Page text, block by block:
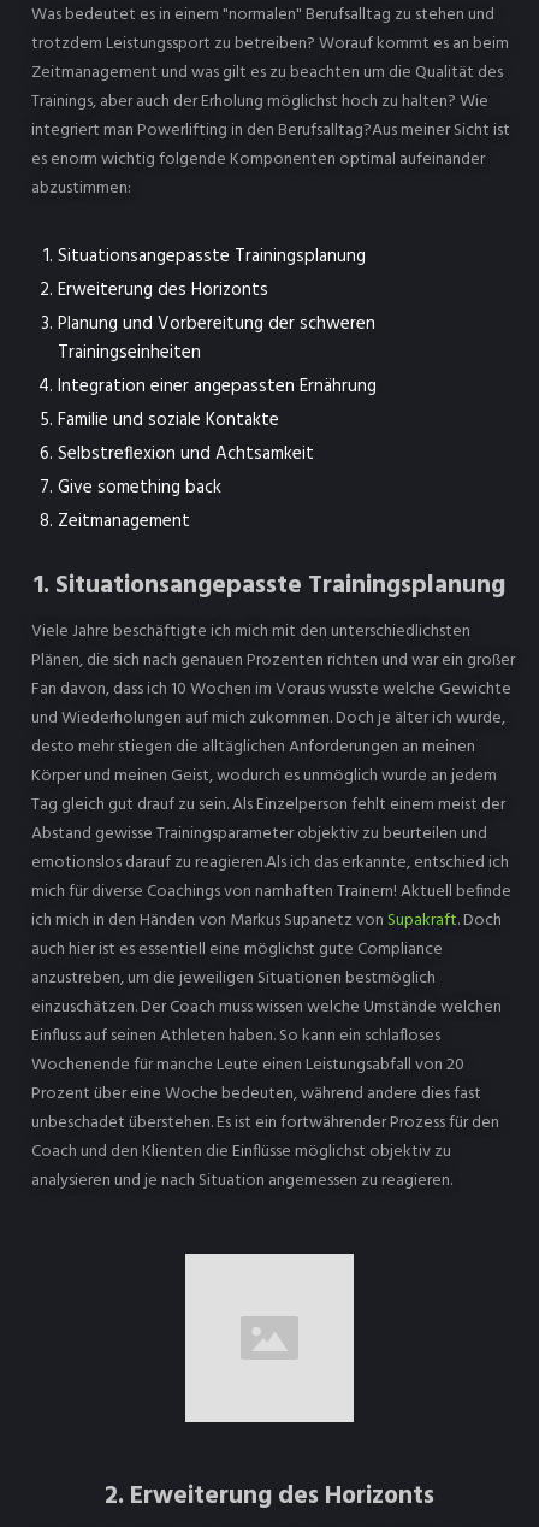
Was bedeutet es in einem "normalen" Berufsalltag zu stehen und
trotzdem Leistungssport zu betreiben? Worauf kommt es an beim
Zeitmanagement und was gilt es zu beachten um die Qualität des
Trainings, aber auch der Erholung möglichst hoch zu halten? Wie
integriert man Powerlifting in den Berufsalltag?Aus meiner Sicht ist
es enorm wichtig folgende Komponenten optimal aufeinander
abzustimmen:
Situationsangepasste Trainingsplanung
Erweiterung des Horizonts
Planung und Vorbereitung der schweren
Trainingseinheiten
Integration einer angepassten Ernährung
Familie und soziale Kontakte
Selbstreflexion und Achtsamkeit
Give something back
Zeitmanagement
1. Situationsangepasste Trainingsplanung
Viele Jahre beschäftigte ich mich mit den unterschiedlichsten
Plänen, die sich nach genauen Prozenten richten und war ein großer
Fan davon, dass ich 10 Wochen im Voraus wusste welche Gewichte
und Wiederholungen auf mich zukommen. Doch je älter ich wurde,
desto mehr stiegen die alltäglichen Anforderungen an meinen
Körper und meinen Geist, wodurch es unmöglich wurde an jedem
Tag gleich gut drauf zu sein. Als Einzelperson fehlt einem meist der
Abstand gewisse Trainingsparameter objektiv zu beurteilen und
emotionslos darauf zu reagieren.Als ich das erkannte, entschied ich
mich für diverse Coachings von namhaften Trainern! Aktuell befinde
ich mich in den Händen von Markus Supanetz von Supakraft. Doch
auch hier ist es essentiell eine möglichst gute Compliance
anzustreben, um die jeweiligen Situationen bestmöglich
einzuschätzen. Der Coach muss wissen welche Umstände welchen
Einfluss auf seinen Athleten haben. So kann ein schlafloses
Wochenende für manche Leute einen Leistungsabfall von 20
Prozent über eine Woche bedeuten, während andere dies fast
unbeschadet überstehen. Es ist ein fortwährender Prozess für den
Coach und den Klienten die Einflüsse möglichst objektiv zu
analysieren und je nach Situation angemessen zu reagieren.
2. Erweiterung des Horizonts